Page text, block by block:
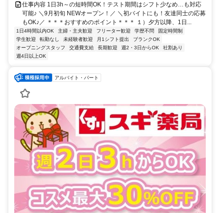
仕事内容 1日3h～の短時間OK！テスト期間はシフト少なめ…も対応
可能♪ ＼9月初旬 NEWオープン！／ ＼初バイトにも！友達同士の応募
もOK♪／ ＊＊＊おすすめのポイント＊＊＊ １）夕方以降、1日...
1日4時間以内OK 主婦・主夫歓迎 フリーター歓迎 学歴不問
固定時間制
学生歓迎
転勤なし 未経験者歓迎 月1シフト提出
ブランクOK
オープニングスタッフ
交通費支給 長期歓迎 週2・3日からOK
社割あり
週4日以上OK
アルバイト・パート